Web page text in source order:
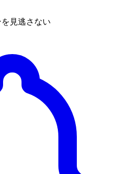
を見逃さない